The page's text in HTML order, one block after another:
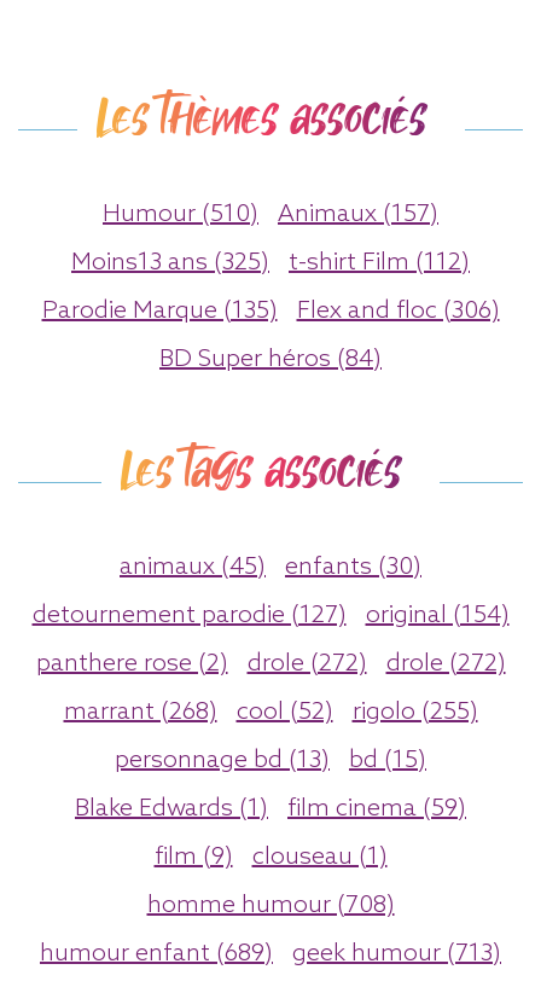
Les thèmes associés
Humour (510)
Animaux (157)
Moins13 ans (325)
t-shirt Film (112)
Parodie Marque (135)
Flex and floc (306)
BD Super héros (84)
Les tags associés
animaux (45)
enfants (30)
detournement parodie (127)
original (154)
panthere rose (2)
drole (272)
drole (272)
marrant (268)
cool (52)
rigolo (255)
personnage bd (13)
bd (15)
Blake Edwards (1)
film cinema (59)
film (9)
clouseau (1)
homme humour (708)
humour enfant (689)
geek humour (713)